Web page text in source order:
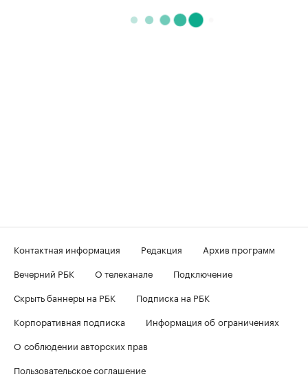
Контактная информация Редакция
Архив программ
Вечерний РБК
О телеканале
Подключение
Скрыть баннеры на РБК
Подписка на РБК
Корпоративная подписка
Информация об ограничениях
О соблюдении авторских прав
Пользовательское соглашение